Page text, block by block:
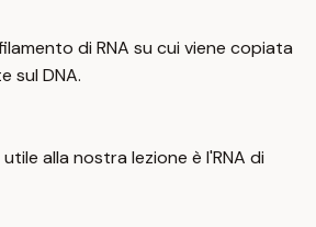
di RNA su cui viene copiata
sul DNA.
alla nostra lezione è l'RNA di